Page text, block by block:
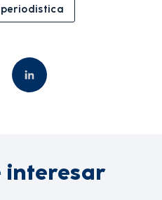
interesar